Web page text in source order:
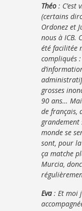
Théo : C’est
(certains
Ordonez et
nous à ICB.
été facilitée
compliqués
grosses
90 ans…
de français,
monde se
sont, pour
ça matche
Murcia,
Eva: Et moi